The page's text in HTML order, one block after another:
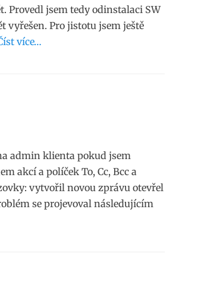
Provedl jsem tedy odinstalaci SW
vyřešen. Pro jistotu jsem ještě
více…
admin klienta pokud jsem
akcí a políček To, Cc, Bcc a
vytvořil novou zprávu otevřel
se projevoval následujícím